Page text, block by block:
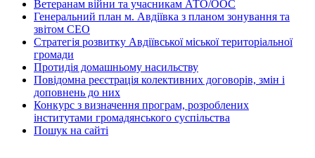
Ветеранам війни та учасникам АТО/ООС
Генеральний план м. Авдіївка з планом зонування та
звітом СЕО
Стратегія розвитку Авдіївської міської територіальної
громади
Протидія домашньому насильству
Повідомна реєстрація колективних договорів, змін і
доповнень до них
Конкурс з визначення програм, розроблених
інститутами громадянського суспільства
Пошук на сайті